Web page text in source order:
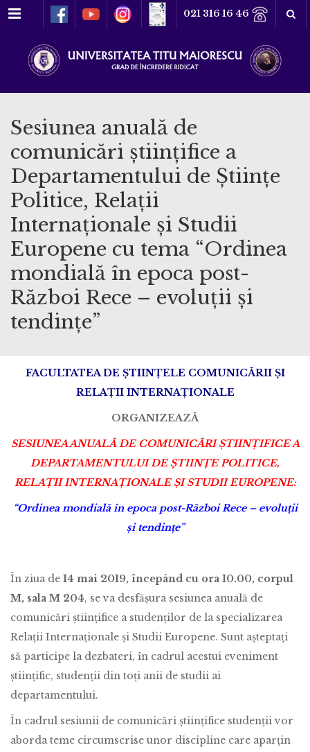
Meniu 021 316 16 46
Sesiunea anuală de
comunicări științifice a
Departamentului de Științe
Politice, Relații
Internaționale și Studii
Europene cu tema “Ordinea
mondială în epoca post-
Război Rece – evoluții și
tendințe”
FACULTATEA DE ȘTIINȚELE COMUNICĂRII ȘI
RELAȚII INTERNAȚIONALE
ORGANIZEAZĂ
SESIUNEA ANUALĂ DE COMUNICĂRI ȘTIINȚIFICE A
DEPARTAMENTULUI DE ȘTIINȚE POLITICE,
RELAȚII INTERNAȚIONALE ȘI STUDII EUROPENE:
“Ordinea mondială în epoca post-Război Rece – evoluții
și tendințe”
În ziua de 14 mai 2019, începând cu ora 10.00, corpul
M, sala M 204, se va desfășura sesiunea anuală de
comunicări științifice a studenților de la specializarea
Relații Internaționale și Studii Europene. Sunt așteptați
să participe la dezbateri, în cadrul acestui eveniment
științific, studenții din toți anii de studii ai
departamentului.
În cadrul sesiunii de comunicări științifice studenții vor
aborda teme circumscrise unor discipline care aparțin